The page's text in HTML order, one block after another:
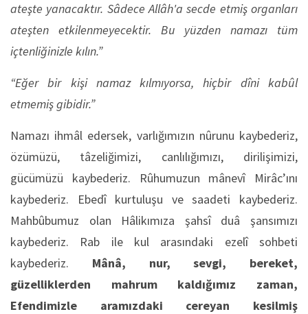
ateşte yanacaktır. Sâdece Allâh'a secde etmiş organları
ateşten etkilenmeyecektir. Bu yüzden namazı tüm
içtenliğinizle kılın.”
“Eğer bir kişi namaz kılmıyorsa, hiçbir dîni kabûl
etmemiş gibidir.”
Namazı ihmâl edersek, varlığımızın nûrunu kaybederiz,
özümüzü, tâzeliğimizi, canlılığımızı, dirilişimizi,
gücümüzü kaybederiz. Rûhumuzun mânevî Mirâc’ını
kaybederiz. Ebedî kurtuluşu ve saadeti kaybederiz.
Mahbûbumuz olan Hâlikımıza şahsî duâ şansımızı
kaybederiz. Rab ile kul arasındaki ezelî sohbeti
kaybederiz. Mânâ, nur, sevgi, bereket,
güzelliklerden mahrum kaldığımız zaman,
Efendimizle aramızdaki cereyan kesilmiş